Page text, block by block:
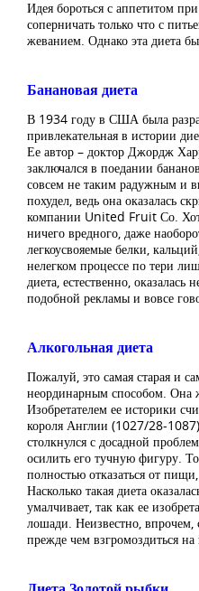
Идея бороться с аппетитом
соперничать только что с
жеванием. Однако эта диета
Банановая диета
В 1934 году в США была
привлекательная в истории
Ее автор – доктор Джордж
заключался в поедании
совсем не таким радужным и
похудел, ведь она оказалась
компании United Fruit Со.
ничего вредного, даже
легкоусвояемые белки,
нелегком процессе по тери
диета, естественно,
подобной рекламы и вовсе
Алкогольная диета
Пожалуй, это самая старая и
неординарным способом. Она
Изобретателем ее историки
короля Англии (1027/28-
столкнулся с досадной
осилить его тучную фигуру.
полностью отказаться от
Насколько такая диета
умалчивает, так как ее
лошади. Неизвестно, впрочем,
прежде чем взгромоздиться